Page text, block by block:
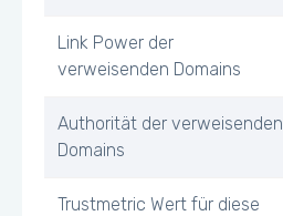
Link Power der
verweisenden Domains
Authorität der verweisenden
Domains
Trustmetric Wert für diese